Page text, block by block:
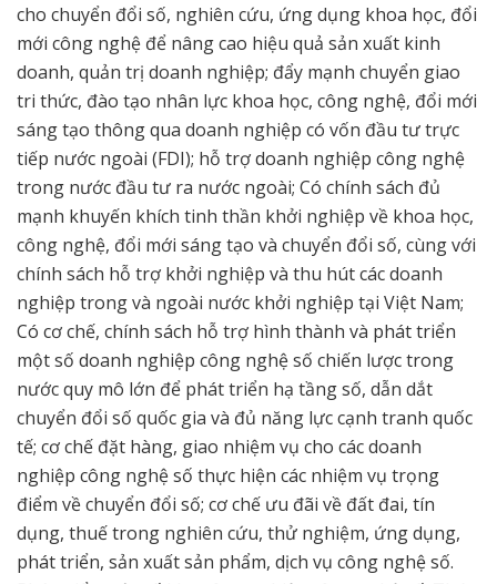
cho chuyển đổi số, nghiên cứu, ứng dụng khoa học, đổi
mới công nghệ để nâng cao hiệu quả sản xuất kinh
doanh, quản trị doanh nghiệp; đẩy mạnh chuyển giao
tri thức, đào tạo nhân lực khoa học, công nghệ, đổi mới
sáng tạo thông qua doanh nghiệp có vốn đầu tư trực
tiếp nước ngoài (FDI); hỗ trợ doanh nghiệp công nghệ
trong nước đầu tư ra nước ngoài; Có chính sách đủ
mạnh khuyến khích tinh thần khởi nghiệp về khoa học,
công nghệ, đổi mới sáng tạo và chuyển đổi số, cùng với
chính sách hỗ trợ khởi nghiệp và thu hút các doanh
nghiệp trong và ngoài nước khởi nghiệp tại Việt Nam;
Có cơ chế, chính sách hỗ trợ hình thành và phát triển
một số doanh nghiệp công nghệ số chiến lược trong
nước quy mô lớn để phát triển hạ tầng số, dẫn dắt
chuyển đổi số quốc gia và đủ năng lực cạnh tranh quốc
tế; cơ chế đặt hàng, giao nhiệm vụ cho các doanh
nghiệp công nghệ số thực hiện các nhiệm vụ trọng
điểm về chuyển đổi số; cơ chế ưu đãi về đất đai, tín
dụng, thuế trong nghiên cứu, thử nghiệm, ứng dụng,
phát triển, sản xuất sản phẩm, dịch vụ công nghệ số.